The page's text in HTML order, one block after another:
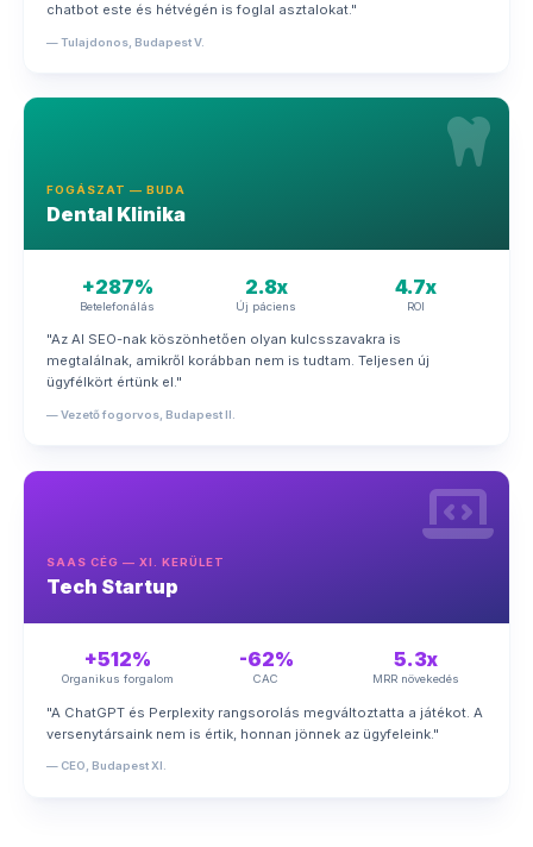
chatbot este és hétvégén is foglal asztalokat."
— Tulajdonos, Budapest V.
FOGÁSZAT — BUDA
Dental Klinika
+287%
Betelefonálás
2.8x
Új páciens
4.7x
ROI
"Az AI SEO-nak köszönhetően olyan kulcsszavakra is
megtalálnak, amikről korábban nem is tudtam. Teljesen új
ügyfélkört értünk el."
— Vezető fogorvos, Budapest II.
SAAS CÉG — XI. KERÜLET
Tech Startup
+512%
Organikus forgalom
-62%
CAC
5.3x
MRR növekedés
"A ChatGPT és Perplexity rangsorolás megváltoztatta a játékot. A
versenytársaink nem is értik, honnan jönnek az ügyfeleink."
— CEO, Budapest XI.